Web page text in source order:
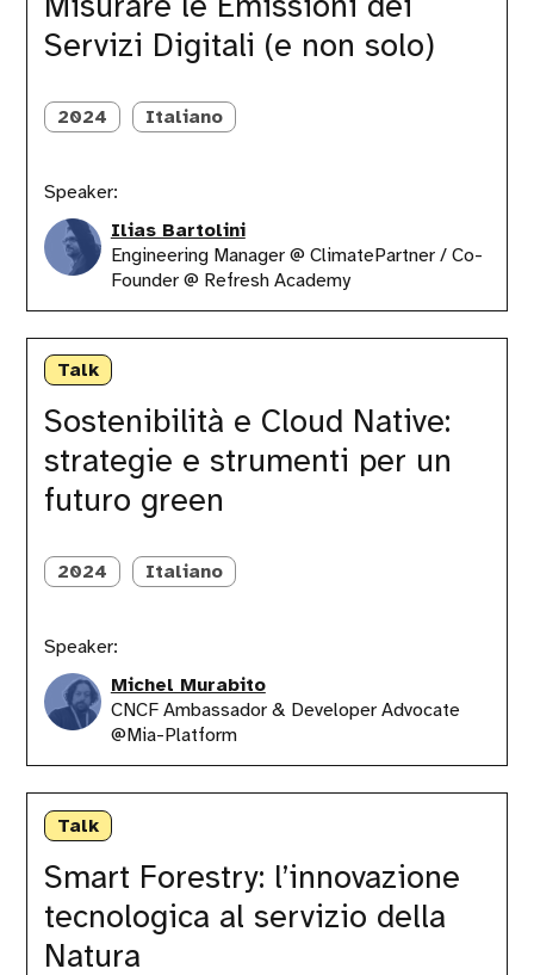
Servizi Digitali (e non solo)
Servizi
Digitali
solo) 2024 Italiano
Speaker:
Ilias Bartolini
Engineering Manager @ ClimatePartner / Co-
Founder @ Refresh Academy
Talk
Sostenibilità e Cloud Native:
strategie e strumenti per un
futuro green
Sostenibilità
Cloud
Native:
strategie
futuro
green2024 Italiano
Speaker:
Michel Murabito
CNCF Ambassador & Developer Advocate
@Mia-Platform
Talk
Smart Forestry: l’innovazione
tecnologica al servizio della
Natura
Smart
Forestry:
l’innovazione
tecnologica
servizio
della
Natura